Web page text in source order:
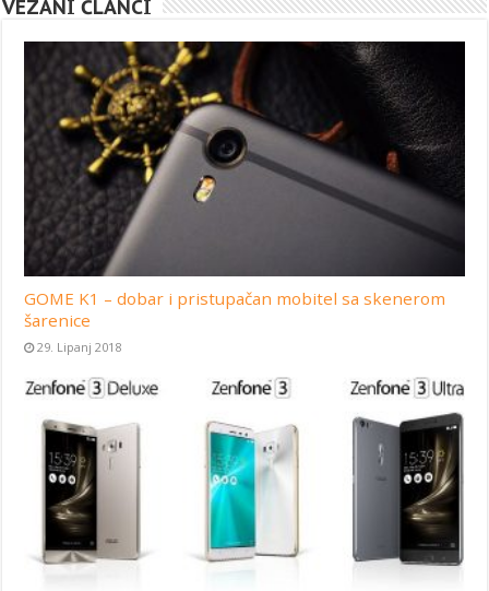
VEZANI ČLANCI
GOME K1 – dobar i pristupačan mobitel sa skenerom
šarenice
29. Lipanj 2018